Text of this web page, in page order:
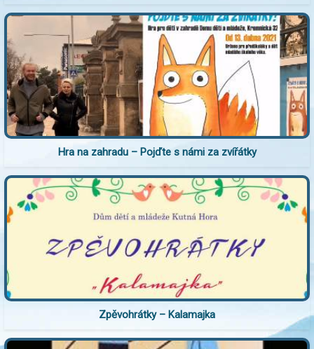
Hra na zahradu – Pojďte s námi za zvířátky
Zpěvohrátky – Kalamajka